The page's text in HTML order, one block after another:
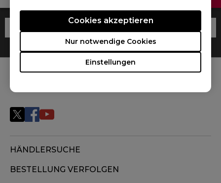
Einstellungen
Nur notwendige Cookies
Cookies akzeptieren
HÄNDLERSUCHE
BESTELLUNG VERFOLGEN